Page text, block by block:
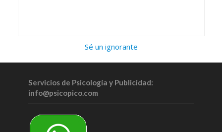
Sé un ignorante
Servicios de Psicología y Publicidad:
info@psicopico.com